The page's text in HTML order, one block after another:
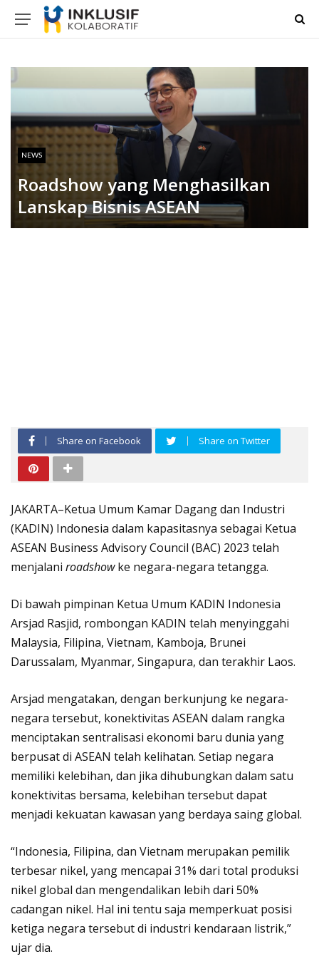
NEWS
Roadshow yang Menghasilkan
Lanskap Bisnis ASEAN
Share on Facebook Share on Twitter
JAKARTA–Ketua Umum Kamar Dagang dan Industri
(KADIN) Indonesia dalam kapasitasnya sebagai Ketua
ASEAN Business Advisory Council (BAC) 2023 telah
menjalani roadshowke negara-negara tetangga.
Di bawah pimpinan Ketua Umum KADIN Indonesia
Arsjad Rasjid, rombongan KADIN telah menyinggahi
Malaysia, Filipina, Vietnam, Kamboja, Brunei
Darussalam, Myanmar, Singapura, dan terakhir Laos.
Arsjad mengatakan, dengan berkunjung ke negara-
negara tersebut, konektivitas ASEAN dalam rangka
menciptakan sentralisasi ekonomi baru dunia yang
berpusat di ASEAN telah kelihatan. Setiap negara
memiliki kelebihan, dan jika dihubungkan dalam satu
konektivitas bersama, kelebihan tersebut dapat
menjadi kekuatan kawasan yang berdaya saing global.
“Indonesia, Filipina, dan Vietnam merupakan pemilik
terbesar nikel, yang mencapai 31% dari total produksi
nikel global dan mengendalikan lebih dari 50%
cadangan nikel. Hal ini tentu saja memperkuat posisi
ketiga negara tersebut di industri kendaraan listrik,”
ujar dia.